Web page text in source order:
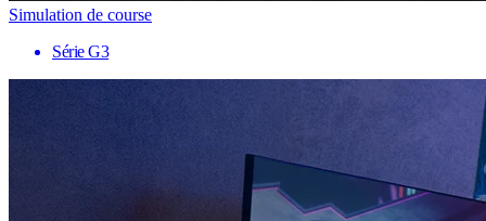
Simulation de course
Série G3